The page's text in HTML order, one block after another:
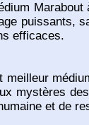
puissants,
efficaces.
meilleur
mystères
et de